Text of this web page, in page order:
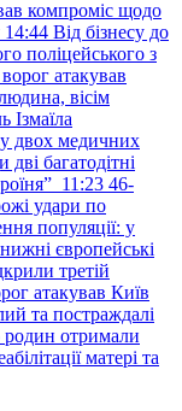
компроміс щодо
14:44 Від бізнесу до
поліцейського з
атакував
вісім
Ізмаїла
двох медичних
багатодітні
11:23 46-
удари по
популяції: у
європейські
третій
атакував Київ
та постраждалі
родин отримали
матері та